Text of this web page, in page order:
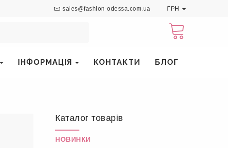
sales@fashion-odessa.com.ua ГРН
ІНФОРМАЦІЯ КОНТАКТИ БЛОГ
Каталог товарів
НОВИНКИ